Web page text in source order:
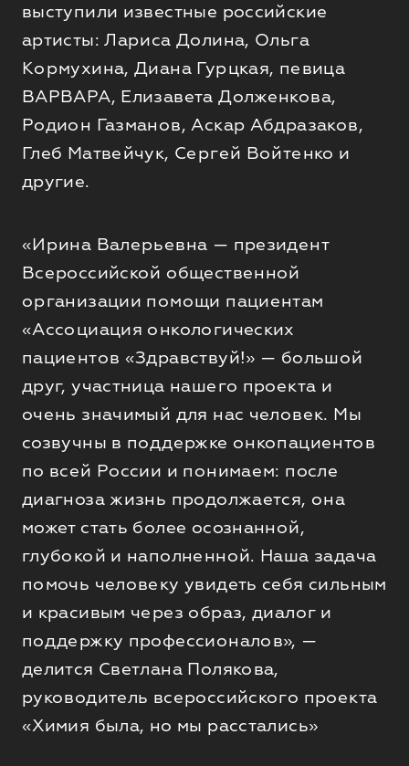
выступили известные российские
артисты: Лариса Долина, Ольга
Кормухина, Диана Гурцкая, певица
ВАРВАРА, Елизавета Долженкова,
Родион Газманов, Аскар Абдразаков,
Глеб Матвейчук, Сергей Войтенко и
другие.
«Ирина Валерьевна — президент
Всероссийской общественной
организации помощи пациентам
«Ассоциация онкологических
пациентов «Здравствуй!» — большой
друг, участница нашего проекта и
очень значимый для нас человек. Мы
созвучны в поддержке онкопациентов
по всей России и понимаем: после
диагноза жизнь продолжается, она
может стать более осознанной,
глубокой и наполненной. Наша задача
помочь человеку увидеть себя сильным
и красивым через образ, диалог и
поддержку профессионалов», —
делится Светлана Полякова,
руководитель всероссийского проекта
«Химия была, но мы расстались»